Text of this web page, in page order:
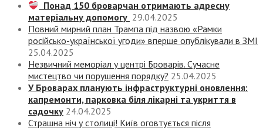
Понад 150 броварчан отримають адресну
матеріальну допомогу 29.04.2025
Повний мирний план Трампа під назвою «‎Рамки
російсько-української угоди» вперше опублікували в ЗМІ
25.04.2025
Незвичний меморіал у центрі Броварів. Сучасне
мистецтво чи порушення порядку? 25.04.2025
У Броварах планують інфраструктурні оновлення:
капремонти, парковка біля лікарні та укриття в
садочку 24.04.2025
Страшна ніч у столиці! Київ оговтується після